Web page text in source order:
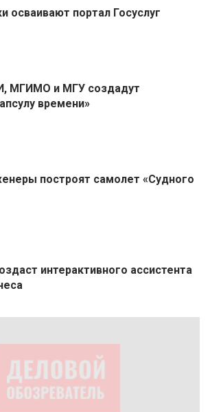
осваивают портал Госуслуг
МГИМО и МГУ создадут
времени»
построят самолет «Судного
интерактивного ассистента